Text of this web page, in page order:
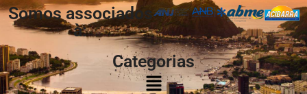
Somos associados
à:
Categorias